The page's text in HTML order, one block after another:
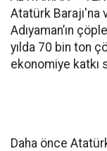
Atatürk Barajı'na
Adıyaman’ın
yılda 70 bin ton
ekonomiye katkı
Daha önce